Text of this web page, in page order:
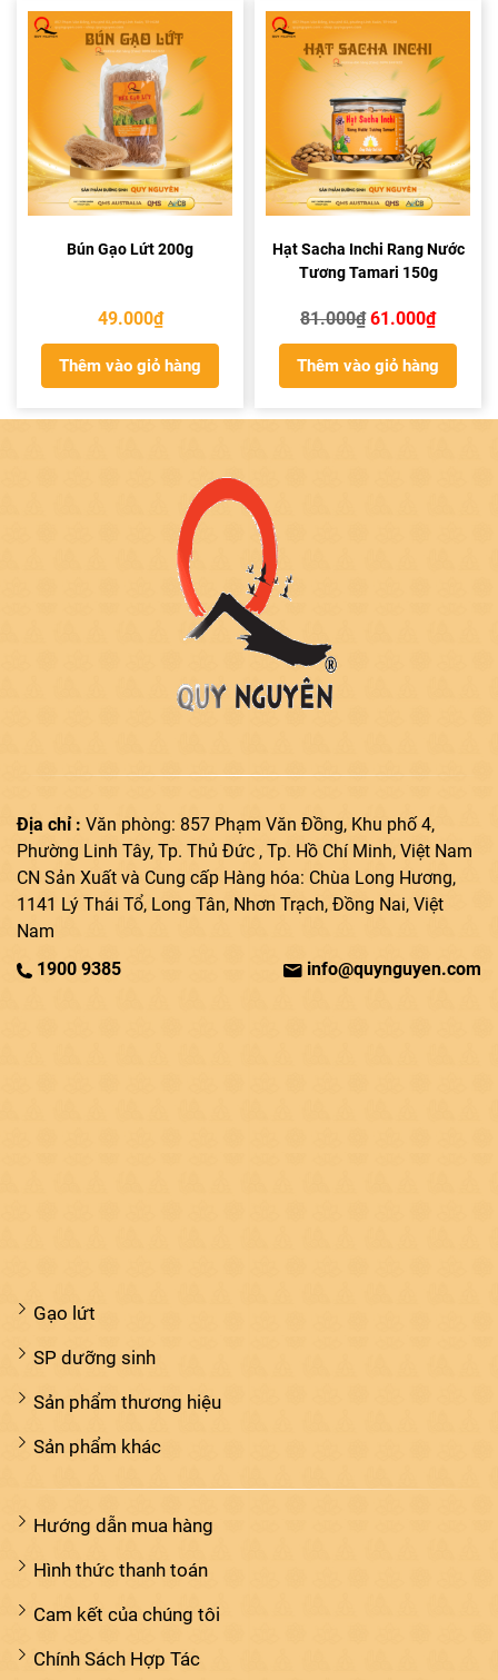
Bún Gạo Lứt 200g
49.000₫
Thêm vào giỏ hàng
Hạt Sacha Inchi Rang Nước
Tương Tamari 150g
81.000₫ Giá
gốc
là:
61.000₫Giá
hiện
tại
Thêm vào giỏ hàng
Địa chỉ : Văn phòng: 857 Phạm Văn Đồng, Khu phố 4,
Phường Linh Tây, Tp. Thủ Đức , Tp. Hồ Chí Minh, Việt Nam
CN Sản Xuất và Cung cấp Hàng hóa: Chùa Long Hương,
1141 Lý Thái Tổ, Long Tân, Nhơn Trạch, Đồng Nai, Việt
Nam
1900 9385
info@quynguyen.com
Gạo lứt
SP dưỡng sinh
Sản phẩm thương hiệu
Sản phẩm khác
Hướng dẫn mua hàng
Hình thức thanh toán
Cam kết của chúng tôi
Chính Sách Hợp Tác